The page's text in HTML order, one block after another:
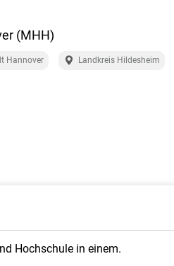
(MHH)
Hannover Landkreis Hildesheim
Hochschule in einem.